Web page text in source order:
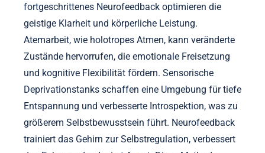
Welche seltenen Techniken können
Körper-Geist-Praktiken im Bio-
Hacking verstärken?
Die Integration seltener Techniken in Körper-Geist-